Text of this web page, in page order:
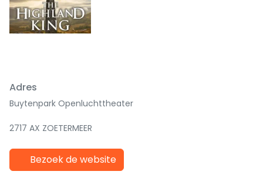
Adres
Buytenpark Openluchttheater
2717 AX ZOETERMEER
Bezoek de website